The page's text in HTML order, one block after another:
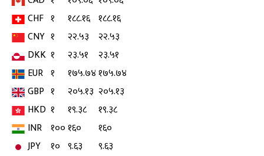
CHF १ १८८.१६ १८८.१६
CNY १ २२.५३
२२.५३
DKK १ २३.५१
२३.५१
EUR १ १७५.७४१७५.७४
GBP १ २०५.१३ २०५.१३
HKD १ १९.३८
१९.३८
INR १००१६०
१६०
JPY
१० ९.६३
९.६३